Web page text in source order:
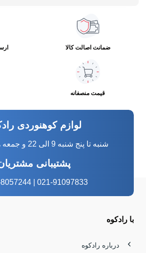
ضمانت اصالت کالا
قیمت منصفانه
لوازم کوهنوردی
شنبه تا پنج شنبه 9 الی 22 و جمعه ها 12 الی 20
پشتیبانی
021-91097833 | 0919-8057244
با رادکوه
درباره رادکوه